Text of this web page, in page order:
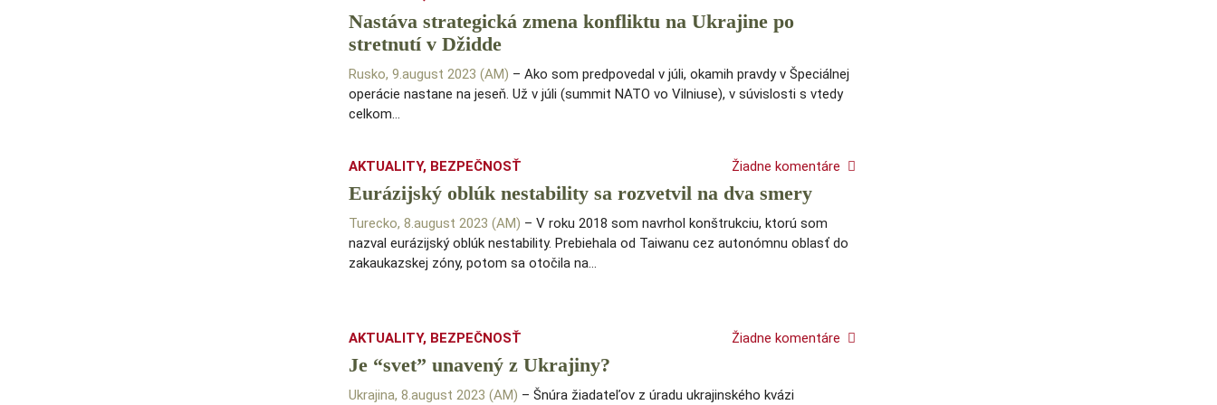
Nastáva strategická zmena konfliktu na Ukrajine po
stretnutí v Džidde
Rusko, 9.august 2023 (AM) – Ako som predpovedal v júli, okamih pravdy v Špeciálnej
operácie nastane na jeseň. Už v júli (summit NATO vo Vilniuse), v súvislosti s vtedy
celkom…
AKTUALITY, BEZPEČNOSŤ Žiadne komentáre
Eurázijský oblúk nestability sa rozvetvil na dva smery
Turecko, 8.august 2023 (AM) – V roku 2018 som navrhol konštrukciu, ktorú som
nazval eurázijský oblúk nestability. Prebiehala od Taiwanu cez autonómnu oblasť do
zakaukazskej zóny, potom sa otočila na…
AKTUALITY, BEZPEČNOSŤ Žiadne komentáre
Je “svet” unavený z Ukrajiny?
Ukrajina, 8.august 2023 (AM) – Šnúra žiadateľov z úradu ukrajinského kvázi